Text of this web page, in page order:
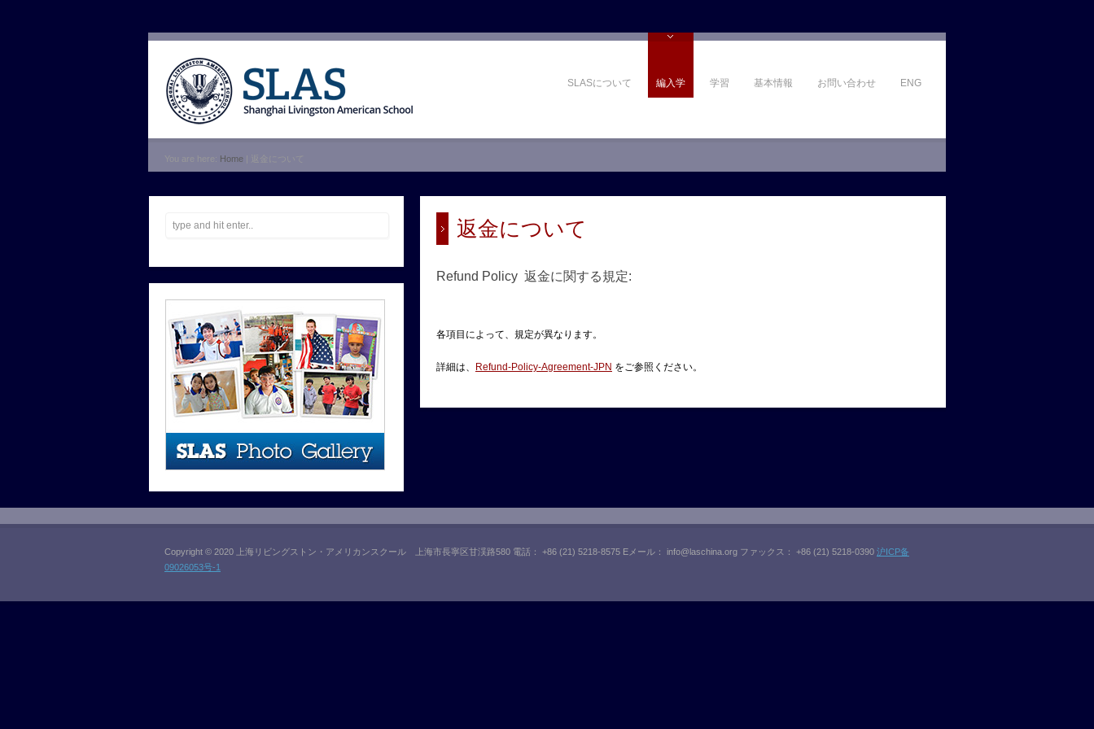
SLASについて 編入学 学習 基本情報 お問い合わせ ENG
You are here: Home
返金について
Refund Policy 返金に関する規定:
各項目によって、規定が異なります。
詳細は、 Refund-Policy-Agreement-JPN をご参照ください。
Copyright © 2020 上海リビングストン・アメリカンスクール 上海市長寧区甘渓路580 電話： +86 (21) 5218-8575 Eメール： info@laschina.org ファックス： +86 (21) 5218-0390 沪ICP备
09026053号-1